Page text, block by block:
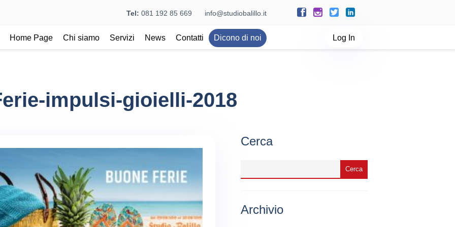
Tel: 081 192 85 669 info@studiobalillo.it
Home Page Chi siamo Servizi News Contatti Dicono di noi Log In
impulsi-gioielli-2018
Cerca
Archivio